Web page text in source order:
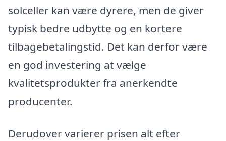
solceller kan være dyrere, men de giver
typisk bedre udbytte og en kortere
tilbagebetalingstid. Det kan derfor være
en god investering at vælge
kvalitetsprodukter fra anerkendte
producenter.
Derudover varierer prisen alt efter